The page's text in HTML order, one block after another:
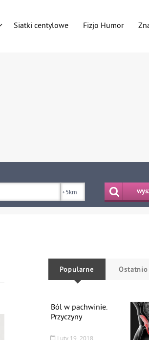
Siatki centylowe Fizjo Humor
Popularne
Ból w pachwinie.
Przyczyny
Luty 19, 2018